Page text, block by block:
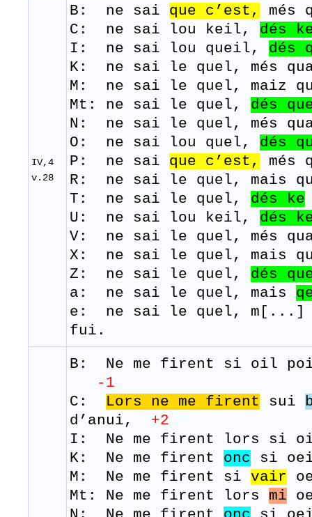
IV,4
v.28
B: ne sai que c’est, més
C: ne sai lou keil, dés
I: ne sai lou queil, dés
K: ne sai le quel, més
M: ne sai le quel, maiz
Mt: ne sai le quel, dés
N: ne sai le quel, més
O: ne sai lou quel, dés
P: ne sai que c’est, més
R: ne sai le quel, mais
T: ne sai le quel, dés ke
U: ne sai lou keil, dés
V: ne sai le quel, més
X: ne sai le quel, mais
Z: ne sai le quel, dés
a: ne sai le quel, mais
e: ne sai le quel,
fui.
B: Ne me firent si oil
-1
C: Lors ne me firent sui
d’anui, +2
I: Ne me firent lors si
K: Ne me firent onc si
M: Ne me firent si vair
Mt: Ne me firent lors mi